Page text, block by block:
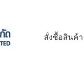
สั่งซื้อสินค้า